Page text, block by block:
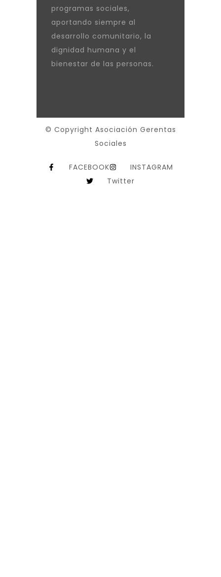
programas sociales,
aportando siempre al
desarrollo comunitario, la
dignidad humana y el
bienestar de las personas.
© Copyright Asociación Gerentas
Sociales
FACEBOOK
INSTAGRAM
Twitter